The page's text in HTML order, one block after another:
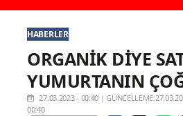
HABERLER
ORGANİK DİYE
YUMURTANIN
27.03.2023 - 00:40 |
00:40